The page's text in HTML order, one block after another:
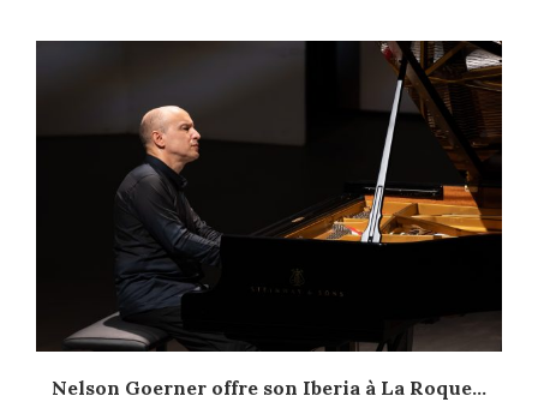
Nelson Goerner offre son Iberia à La Roque...